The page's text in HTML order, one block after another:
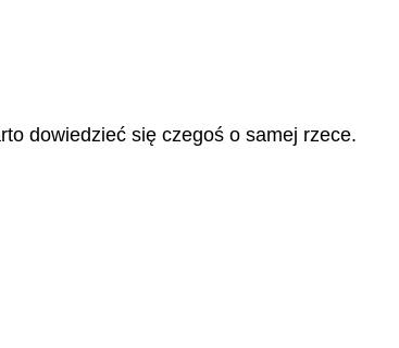
dowiedzieć się czegoś o samej rzece.